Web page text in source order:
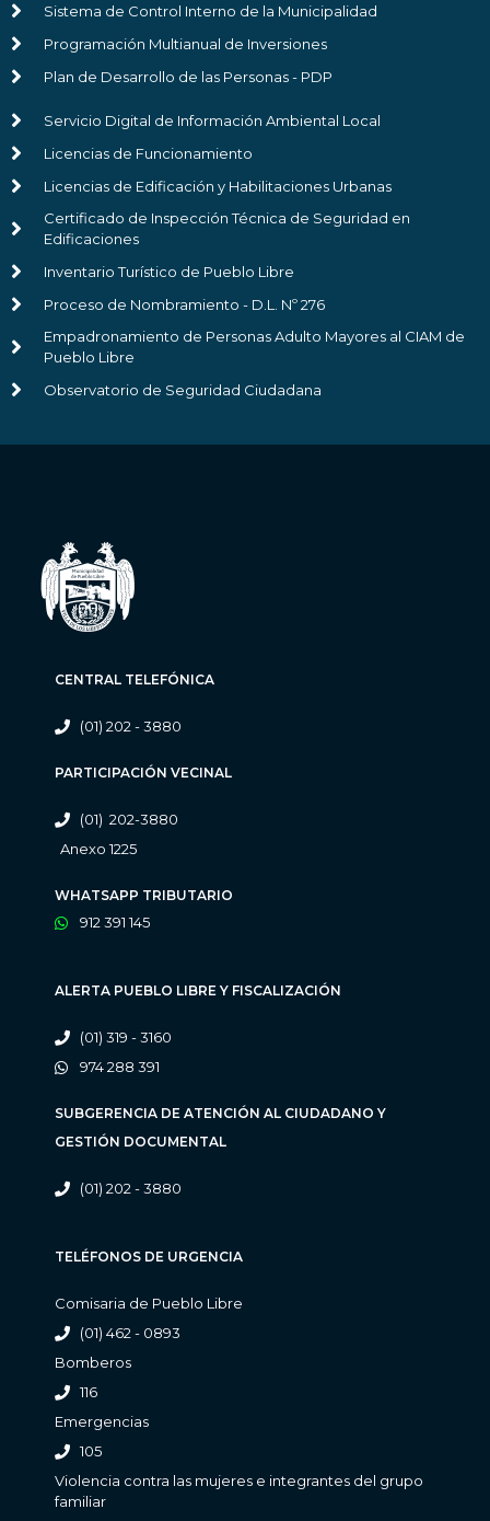
Sistema de Control Interno de la Municipalidad
Programación Multianual de Inversiones
Plan de Desarrollo de las Personas - PDP
Servicio Digital de Información Ambiental Local
Licencias de Funcionamiento
Licencias de Edificación y Habilitaciones Urbanas
Certificado de Inspección Técnica de Seguridad en
Edificaciones
Inventario Turístico de Pueblo Libre
Proceso de Nombramiento - D.L. Nº 276
Empadronamiento de Personas Adulto Mayores al CIAM de
Pueblo Libre
Observatorio de Seguridad Ciudadana
CENTRAL TELEFÓNICA
(01) 202 - 3880
PARTICIPACIÓN VECINAL
(01) 202-3880
Anexo 1225
WHATSAPP TRIBUTARIO
912 391 145
ALERTA PUEBLO LIBRE Y FISCALIZACIÓN
(01) 319 - 3160
974 288 391
SUBGERENCIA DE ATENCIÓN AL CIUDADANO Y
GESTIÓN DOCUMENTAL
(01) 202 - 3880
TELÉFONOS DE URGENCIA
Comisaria de Pueblo Libre
(01) 462 - 0893
Bomberos
116
Emergencias
105
Violencia contra las mujeres e integrantes del grupo
familiar